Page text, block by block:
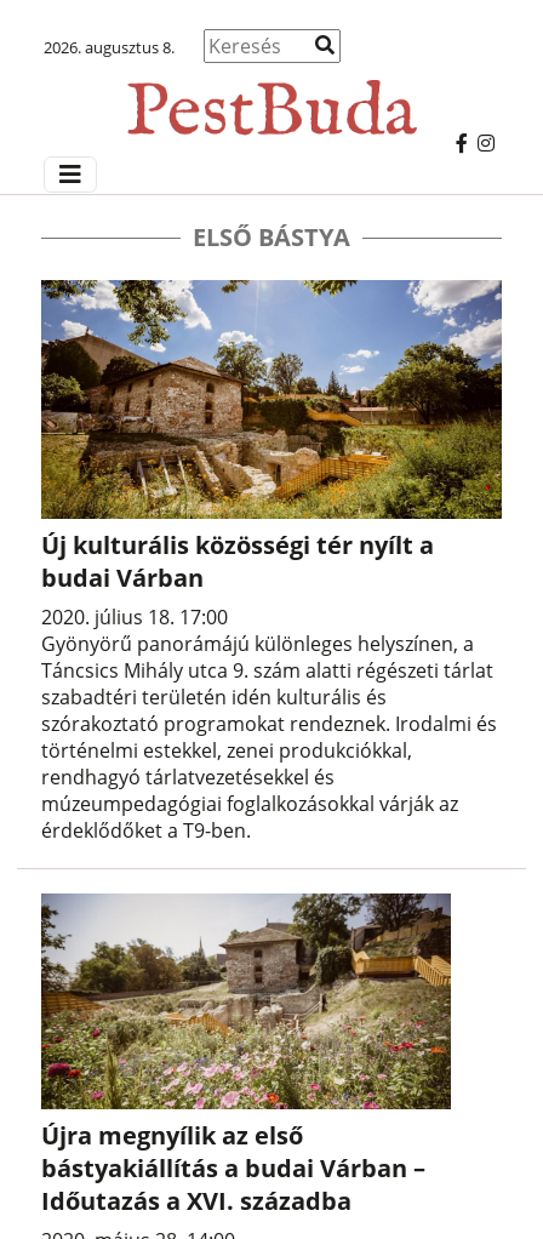
2026. augusztus 8.
ELSŐ BÁSTYA
Új kulturális közösségi tér nyílt a
budai Várban
2020. július 18. 17:00
Gyönyörű panorámájú különleges helyszínen, a
Táncsics Mihály utca 9. szám alatti régészeti tárlat
szabadtéri területén idén kulturális és
szórakoztató programokat rendeznek. Irodalmi és
történelmi estekkel, zenei produkciókkal,
rendhagyó tárlatvezetésekkel és
múzeumpedagógiai foglalkozásokkal várják az
érdeklődőket a T9-ben.
Újra megnyílik az első
bástyakiállítás a budai Várban –
Időutazás a XVI. századba